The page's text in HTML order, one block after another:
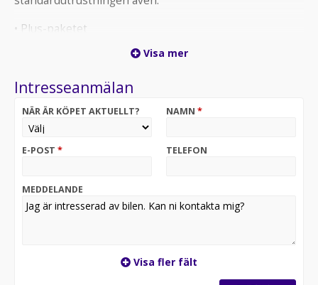
• Plus-paketet
• Climate-paket
• Performance-paket
Företagsleasing från 5659kr/månad exkl.moms
Visa mer
Intresseanmälan
NÄR ÄR KÖPET AKTUELLT? NAMN *
E-POST * TELEFON
MEDDELANDE
Visa fler fält